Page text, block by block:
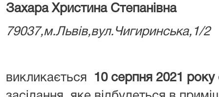
Захара Христина Степанівна
79037,м.Львів,вул.Чигиринська,1/2
викликається 10 серпня 2021